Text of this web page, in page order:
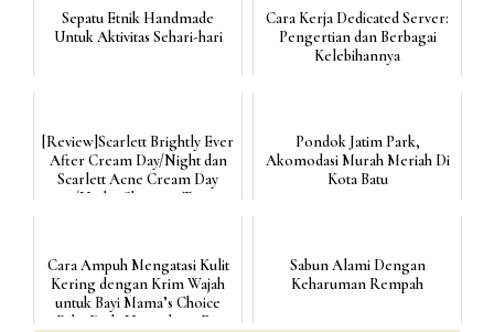
Sepatu Etnik Handmade
Untuk Aktivitas Sehari-hari
Cara Kerja Dedicated Server:
Pengertian dan Berbagai
Kelebihannya
[Review]Scarlett Brightly Ever
After Cream Day/Night dan
Scarlett Acne Cream Day
/Night, Skincare T...
Pondok Jatim Park,
Akomodasi Murah Meriah Di
Kota Batu
Cara Ampuh Mengatasi Kulit
Kering dengan Krim Wajah
untuk Bayi Mama’s Choice
Baby Daily Nourishing F...
Sabun Alami Dengan
Keharuman Rempah